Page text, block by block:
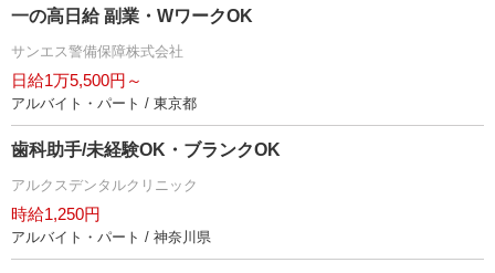
一の高日給 副業・WワークOK
サンエス警備保障株式会社
日給1万5,500円～
アルバイト・パート / 東京都
歯科助手/未経験OK・ブランクOK
アルクスデンタルクリニック
時給1,250円
アルバイト・パート / 神奈川県